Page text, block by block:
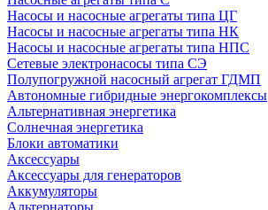
Насосы и насосные агрегаты типа ЦГ
Насосы и насосные агрегаты типа НК
Насосы и насосные агрегаты типа НПС
Сетевые электронасосы типа СЭ
Полупогружной насосный агрегат ГДМП
Автономные гибридные энергокомплексы
Альтернативная энергетика
Солнечная энергетика
Блоки автоматики
Аксессуары
Аксессуары для генераторов
Аккумуляторы
Альтернаторы